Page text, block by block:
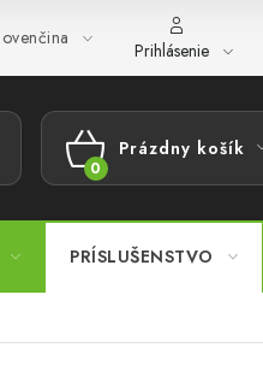
Postup pri podávaní sťažností
Prihlásenie
NÁKUPNÝ
Prázdny košík
PRÍSLUŠENSTVO